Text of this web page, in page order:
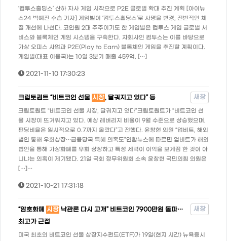
‘컴투스홀딩스’ 산하 자사 게임 시작으로 P2E 글로벌 확대 추진 계획 [아이뉴
스24 박예진 수습 기자] 게임빌이 ‘컴투스홀딩스’로 사명을 변경, 전반적인 체
질 개선에 나선다. 코인원 2대 주주이기도 한 게임빌은 컴투스 게임 글로벌 서
비스와 블록체인 게임 시스템을 구축한다. 자회사인 컴투스는 이를 바탕으로
가상 오피스 사업과 P2E(Play to Earn) 블록체인 게임을 추진할 계획이다.
게임빌(대표 이용국)는 10일 3분기 매출 459억, […]
2021-11-10 17:30:23
크립토퀀트 “비트코인 선물 시장, 달궈지고 있다” 등 새창
크립토퀀트 “비트코인 선물 시장, 달궈지고 있다”크립토퀀트가 “비트코인 선
물 시장이 뜨거워지고 있다. 예상 레버리지 비율이 9월 수준으로 상승했으며,
펀딩비율은 일시적으로 0.7까지 올랐다”고 전했다. 윤창현 의원 “업비트, 해외
법인 통해 우회상장…금융당국 특혜 의혹도”연합뉴스에 따르면 업비트가 해외
법인을 통해 가상화폐를 우회 상장하고 특정 세력이 이익을 보게끔 한 것이 아
니냐는 의혹이 제기됐다. 21일 국회 정무위원회 소속 윤창현 국민의힘 의원은
[…]…
2021-10-21 17:31:18
“암호화폐 시장 낙관론 다시 고개” 비트코인 7900만원 돌파…
최고가 근접
새창
미국 최초의 비트코인 선물 상장지수펀드(ETF)가 19일(현지 시간) 뉴욕증시